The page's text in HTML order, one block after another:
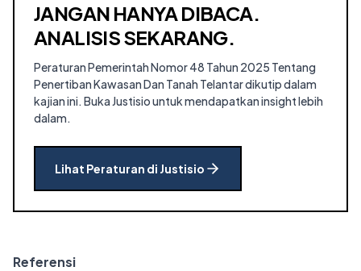
JANGAN HANYA DIBACA.
ANALISIS SEKARANG.
Peraturan Pemerintah Nomor 48 Tahun 2025 Tentang
Penertiban Kawasan Dan Tanah Telantar dikutip dalam
kajian ini. Buka Justisio untuk mendapatkan insight lebih
dalam.
Lihat Peraturan di Justisio
Referensi